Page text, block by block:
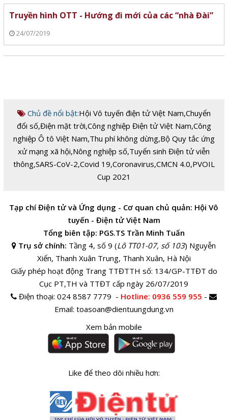
Truyền hình OTT - Hướng đi mới của các “nhà Đài”
24/07/2019
Chủ đề nổi bật:Hội Vô tuyến điện tử Việt Nam,Chuyển
đổi số,Điện mặt trời,Công nghiệp Điện tử Việt Nam,Công
nghiệp Ô tô Việt Nam,Thu phí không dừng,Bộ Quy tắc ứng
xử mạng xã hội,Nông nghiệp số,Tuyển sinh Điện tử viễn
thông,SARS-CoV-2,Covid 19,Coronavirus,CMCN 4.0,PVOIL
Cup 2021
Tạp chí Điện tử và Ứng dụng - Cơ quan chủ quản: Hội Vô
tuyến - Điện tử Việt Nam
Tổng biên tập: PGS.TS Trần Minh Tuấn
Trụ sở chính: Tầng 4, số 9 (Lô TT01-07, số 103) Nguyễn
Xiển, Thanh Xuân Trung, Thanh Xuân, Hà Nội
Giấy phép hoạt động Trang TTĐTTH số: 134/GP-TTĐT do
Cục PT,TH và TTĐT cấp ngày 26/07/2019
Điện thoại:024 8587 7779 - Hotline: 0936 559 955 -
Email: toasoan@dientuungdung.vn
Xem bản mobile
Like để theo dõi nhiều hơn: